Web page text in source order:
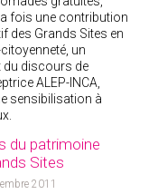
fois une contribution
des Grands Sites en
un
du discours de
ALEP-INCA,
sensibilisation à
du patrimoine
Sites
2011